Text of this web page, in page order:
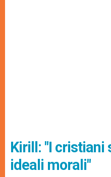
Kirill: "I cristiani
ideali morali"